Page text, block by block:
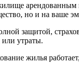
но и на ваше
защитой,
или утраты.
жилья